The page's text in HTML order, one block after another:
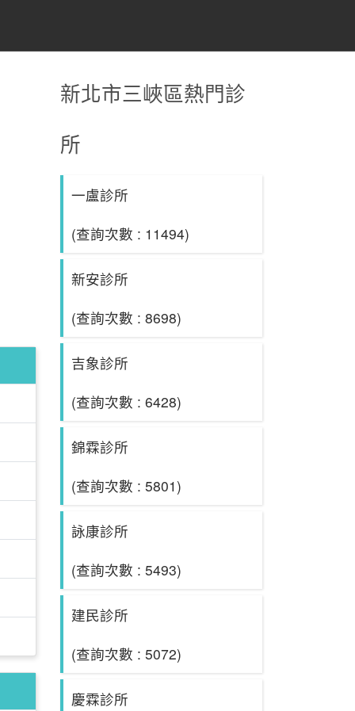
新北市三峽區熱門診
所
一盧診所
(查詢次數 : 11494)
新安診所
(查詢次數 : 8698)
吉象診所
(查詢次數 : 6428)
錦霖診所
(查詢次數 : 5801)
詠康診所
(查詢次數 : 5493)
建民診所
(查詢次數 : 5072)
慶霖診所